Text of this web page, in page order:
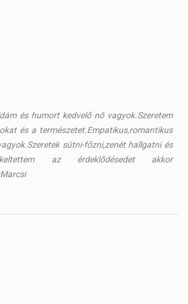
és humort kedvelő nő vagyok.Szeretem
és a természetet.Empatikus,romantikus
sütni-főzni,zenét hallgatni és
az érdeklődésedet akkor